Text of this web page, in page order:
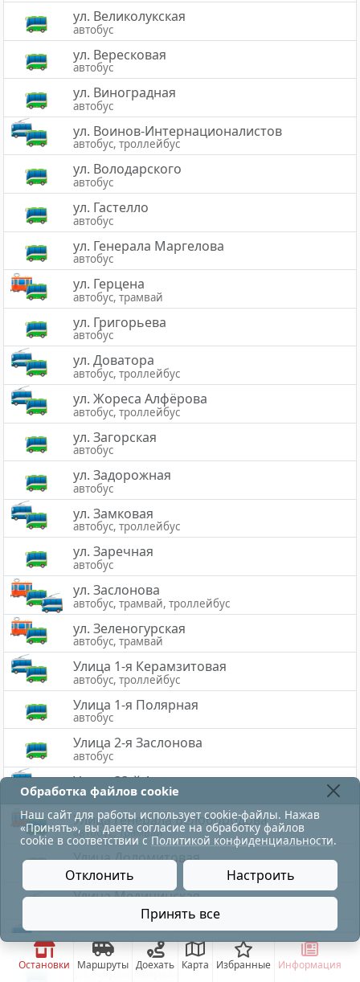
Остановки Маршруты Доехать Карта Избранные Информация
ул. Великолукская
автобус
ул. Вересковая
автобус
ул. Виноградная
автобус
ул. Воинов-Интернационалистов
автобус, троллейбус
ул. Володарского
автобус
ул. Гастелло
автобус
ул. Генерала Маргелова
автобус
ул. Герцена
автобус, трамвай
ул. Григорьева
автобус
ул. Доватора
автобус, троллейбус
ул. Жореса Алфёрова
автобус, троллейбус
ул. Загорская
автобус
ул. Задорожная
автобус
ул. Замковая
автобус, троллейбус
ул. Заречная
автобус
ул. Заслонова
автобус, трамвай, троллейбус
ул. Зеленогурская
автобус, трамвай
Улица 1-я Керамзитовая
автобус, троллейбус
Улица 1-я Полярная
автобус
Улица 2-я Заслонова
автобус
Улица 33-й Армии
автобус, троллейбус
Улица Генерала Белобородова
автобус, трамвай
Улица Доломитовая
автобус
Улица Медицинская
Улица Михаила Савицкого
автобус, троллейбус
ул. Карла Маркса
с 11:30 до 12:00 троллейбусы меняют путь
Обработка файлов cookie
Наш сайт для работы использует cookie-файлы. Нажав
«Принять», вы даете согласие на обработку файлов
cookie в соответствии с Политикой конфиденциальности.
Отклонить Настроить
Принять все